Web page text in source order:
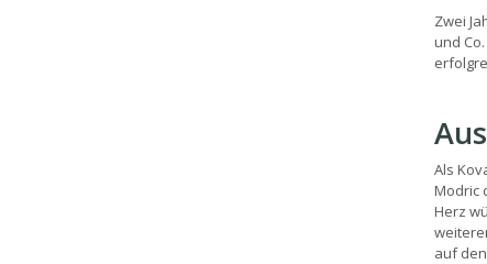
Zwei
und
Als
Modric
Herz
auf